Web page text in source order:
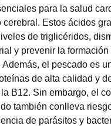
para la salud
cerebral. Estos ácidos
de triglicéridos,
y prevenir la
el pescado es
de alta calidad y
B12. Sin embargo, el
también conlleva
de parásitos y